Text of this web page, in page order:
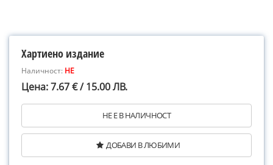
Хартиено издание
Наличност: НЕ
Цена: 7.67 € / 15.00 ЛВ.
НЕ Е В НАЛИЧНОСТ
ДОБАВИ В ЛЮБИМИ